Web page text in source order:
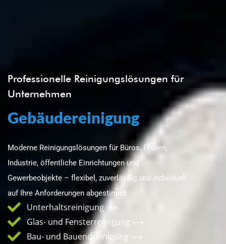
Professionelle Reinigungslösungen für
Unternehmen
Gebäudereinigung
Moderne Reinigungslösungen für Büros, Praxen,
Industrie, öffentliche Einrichtungen und
Gewerbeobjekte – flexibel, zuverlässig und individuell
auf Ihre Anforderungen abgestimmt.
Unterhaltsreinigung ⟶
Glas- und Fensterreinigung ⟶
Bau- und Bauendreinigung ⟶